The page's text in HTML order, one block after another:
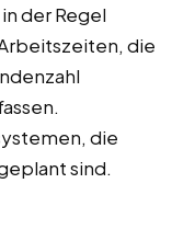
der Regel
die
die
sind.